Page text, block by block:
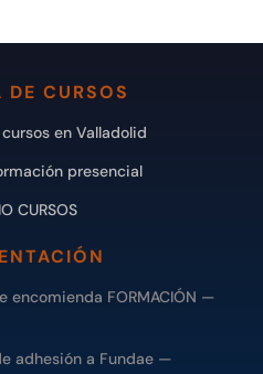
DE CURSOS
en Valladolid
presencial
CURSOS
encomienda FORMACIÓN —
adhesión a Fundae —